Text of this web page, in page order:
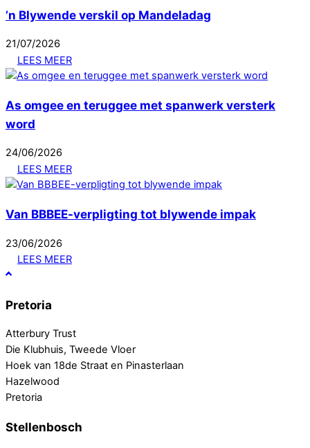
’n Blywende verskil op Mandeladag
21/07/2026
LEES MEER
As omgee en teruggee met spanwerk versterk
word
24/06/2026
LEES MEER
Van BBBEE-verpligting tot blywende impak
23/06/2026
LEES MEER
Pretoria
Atterbury Trust
Die Klubhuis, Tweede Vloer
Hoek van 18de Straat en Pinasterlaan
Hazelwood
Pretoria
Stellenbosch